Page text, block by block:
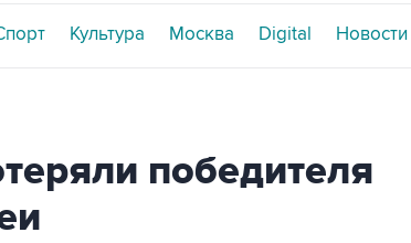
Культура Москва Digital Новости
победителя